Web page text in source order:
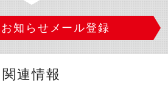
知らせメール登録
関連情報